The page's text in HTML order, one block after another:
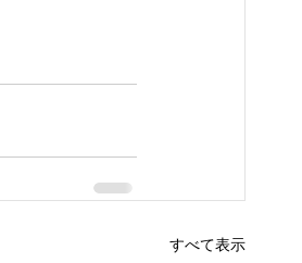
すべて表示